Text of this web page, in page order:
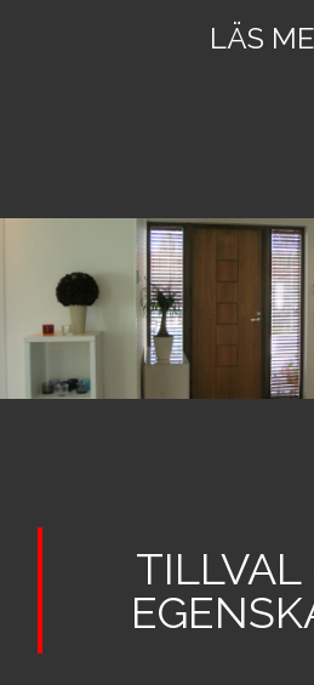
LÄS
TILLVAL